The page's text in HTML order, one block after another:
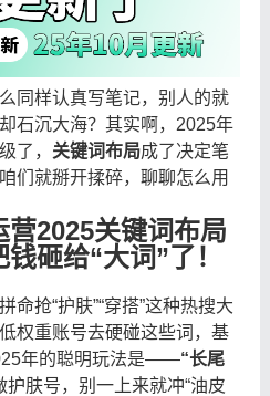
同样认真写笔记，别人的就
石沉大海？其实啊，2025年
了， 关键词布局成了决定笔
们就掰开揉碎，聊聊怎么用
2025关键词布局
砸给“大词”了！
命抢“护肤”“穿搭”这种热搜大
权重账号去硬碰这些词，基
年的聪明玩法是——“长尾
护肤号，别一上来就冲“油皮